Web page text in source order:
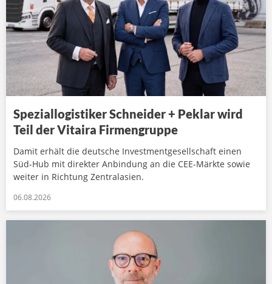
Speziallogistiker Schneider + Peklar wird
Teil der Vitaira Firmengruppe
Damit erhält die deutsche Investmentgesellschaft einen
Süd-Hub mit direkter Anbindung an die CEE-Märkte sowie
weiter in Richtung Zentralasien.
06.08.2026